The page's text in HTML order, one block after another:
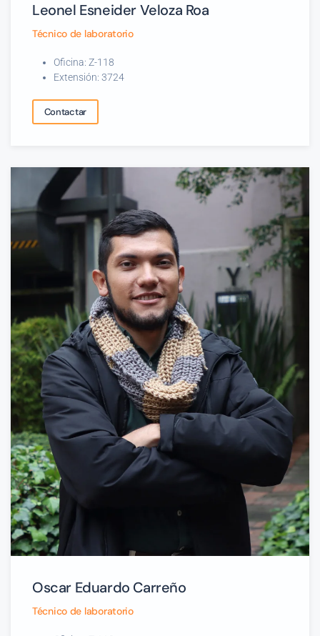
Leonel Esneider Veloza Roa
Técnico de laboratorio
Oficina: Z-118
Extensión: 3724
Contactar
Oscar Eduardo Carreño
Técnico de laboratorio